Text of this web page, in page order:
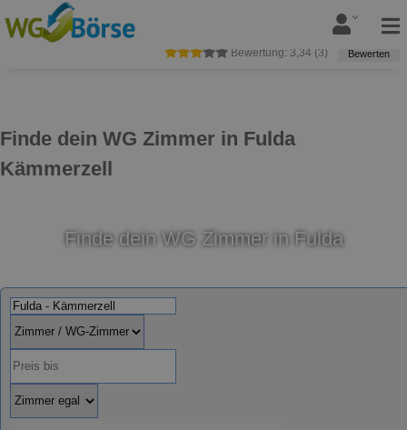
Finde dein WG Zimmer in Fulda
Kämmerzell
Bewertung: 3,34 (3) Bewerten
Finde dein WG Zimmer in Fulda